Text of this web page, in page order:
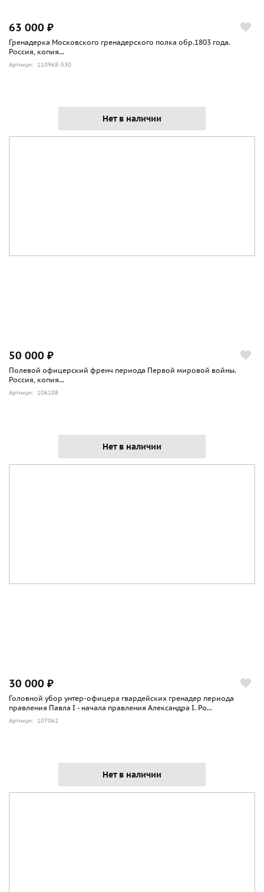
63 000 ₽
Гренадерка Московского гренадерского полка обр.1803 года.
Россия, копия...
Артикул: 110968-530
Нет в наличии
50 000 ₽
Полевой офицерский френч периода Первой мировой войны.
Россия, копия...
Артикул: 106108
Нет в наличии
30 000 ₽
Головной убор унтер-офицера гвардейских гренадер периода
правления Павла I - начала правления Александра I. Ро...
Артикул: 107062
Нет в наличии